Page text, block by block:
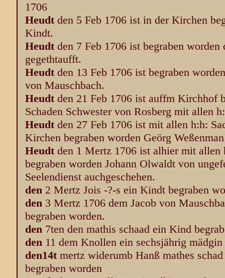
1706
Heudt den 5 Feb 1706 ist in der Kirchen
Kindt.
Heudt den 7 Feb 1706 ist begraben
gegethtaufft.
Heudt den 13 Feb 1706 ist begraben
von Mauschbach.
Heudt den 21 Feb 1706 ist auffm Kirchhof
Schaden Schwester von Rosberg mit allen
Heudt den 27 Feb 1706 ist mit allen h:h:
Kirchen begraben worden Geörg
Heudt den 1 Mertz 1706 ist alhier mit allen
begraben worden Johann Olwaldt von
Seelendienst auchgeschehen.
den 2 Mertz Jois -?-s ein Kindt begraben
den 3 Mertz 1706 dem Jacob von
begraben worden.
den 7ten den mathis schaad ein Kind
den 11 dem Knollen ein sechsjährig
den14t mertz widerumb Hanß mathes
begraben worden